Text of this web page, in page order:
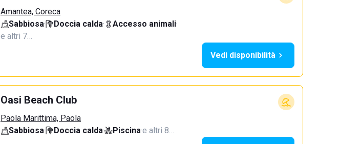
Amantea, Coreca
Sabbiosa· Doccia calda· Accesso animali·
e altri 7…
Vedi disponibilità
Oasi Beach Club
Paola Marittima, Paola
Sabbiosa· Doccia calda· Piscina·e altri 8…